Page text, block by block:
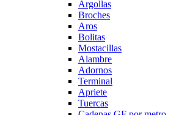
Argollas
Broches
Aros
Bolitas
Mostacillas
Alambre
Adornos
Terminal
Apriete
Tuercas